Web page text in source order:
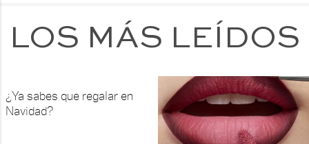
LOS MÁS LEÍDOS
¿Ya sabes que regalar en
Navidad?